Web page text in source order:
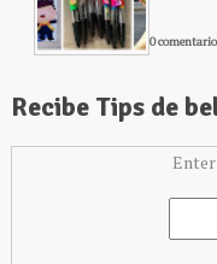
0
Recibe Tips de